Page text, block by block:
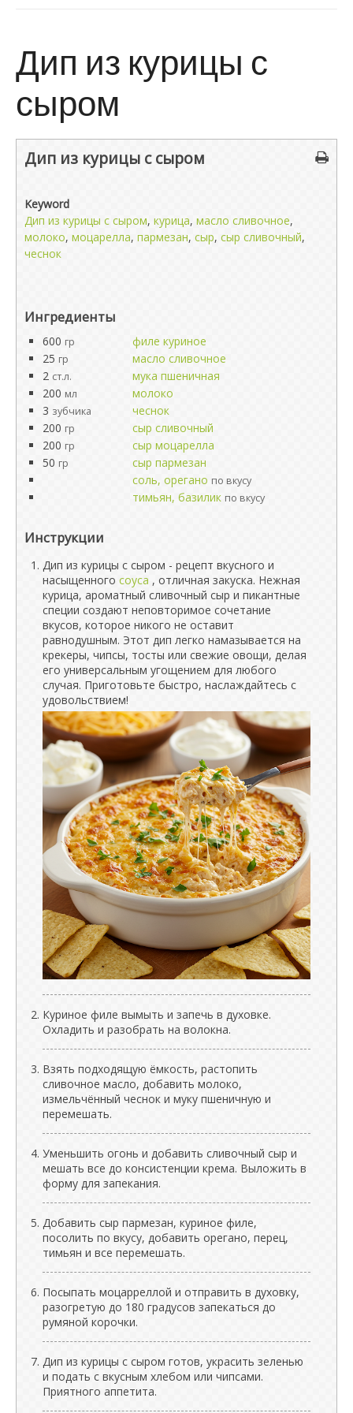
Дип из курицы с
сыром
Дип из курицы с сыром
Keyword
Дип из курицы с сыром, курица, масло сливочное,
молоко, моцарелла, пармезан, сыр, сыр сливочный,
чеснок
Ингредиенты
600 гр
филе куриное
25 гр
масло сливочное
2 ст.л.
мука пшеничная
200 мл
молоко
3 зубчика
чеснок
200 гр
сыр сливочный
200 гр
сыр моцарелла
50 гр
сыр пармезан
соль, орегано по вкусу
тимьян, базилик по вкусу
Инструкции
Дип из курицы с сыром - рецепт вкусного и
насыщенного соуса , отличная закуска. Нежная
курица, ароматный сливочный сыр и пикантные
специи создают неповторимое сочетание
вкусов, которое никого не оставит
равнодушным. Этот дип легко намазывается на
крекеры, чипсы, тосты или свежие овощи, делая
его универсальным угощением для любого
случая. Приготовьте быстро, наслаждайтесь с
удовольствием!
Куриное филе вымыть и запечь в духовке.
Охладить и разобрать на волокна.
Взять подходящую ёмкость, растопить
сливочное масло, добавить молоко,
измельчённый чеснок и муку пшеничную и
перемешать.
Уменьшить огонь и добавить сливочный сыр и
мешать все до консистенции крема. Выложить в
форму для запекания.
Добавить сыр пармезан, куриное филе,
посолить по вкусу, добавить орегано, перец,
тимьян и все перемешать.
Посыпать моцарреллой и отправить в духовку,
разогретую до 180 градусов запекаться до
румяной корочки.
Дип из курицы с сыром готов, украсить зеленью
и подать с вкусным хлебом или чипсами.
Приятного аппетита.